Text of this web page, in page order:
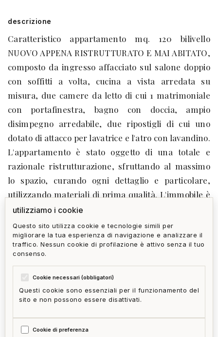
descrizione
Caratteristico appartamento mq. 120 bilivello
NUOVO APPENA RISTRUTTURATO E MAI ABITATO,
composto da ingresso affacciato sul salone doppio
con soffitti a volta, cucina a vista arredata su
misura, due camere da letto di cui 1 matrimoniale
con portafinestra, bagno con doccia, ampio
disimpegno arredabile, due ripostigli di cui uno
dotato di attacco per lavatrice e l'atro con lavandino.
L'appartamento è stato oggetto di una totale e
razionale ristrutturazione, sfruttando al massimo
lo spazio, curando ogni dettaglio e particolare,
utilizzando materiali di prima qualità. L'immobile è
situato in un palazzo storico del '500 vincolato dalla
Soprintendenza. Posizione eccezionale nelle
immediate vicinanze del Porto Antico e
dell'Acquario, comodissima a mezzi, servizi e
fermata della metropolitana. RIF. 14 - 16.
privacy policy
mappa del sito
utilizziamo i cookie
Questo sito utilizza cookie e tecnologie simili per
migliorare la tua esperienza di navigazione e analizzare il
traffico. Nessun cookie di profilazione è attivo senza il tuo
consenso.
Cookie necessari (obbligatori)
Questi cookie sono essenziali per il funzionamento del
sito e non possono essere disattivati.
Cookie di preferenza